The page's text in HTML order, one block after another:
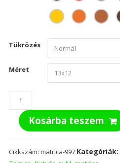
Tükrözés
Méret
Boston
Terrier
matrica
mennyiség
Kosárba teszem
Cikkszám: matrica-997 Kategóriák: